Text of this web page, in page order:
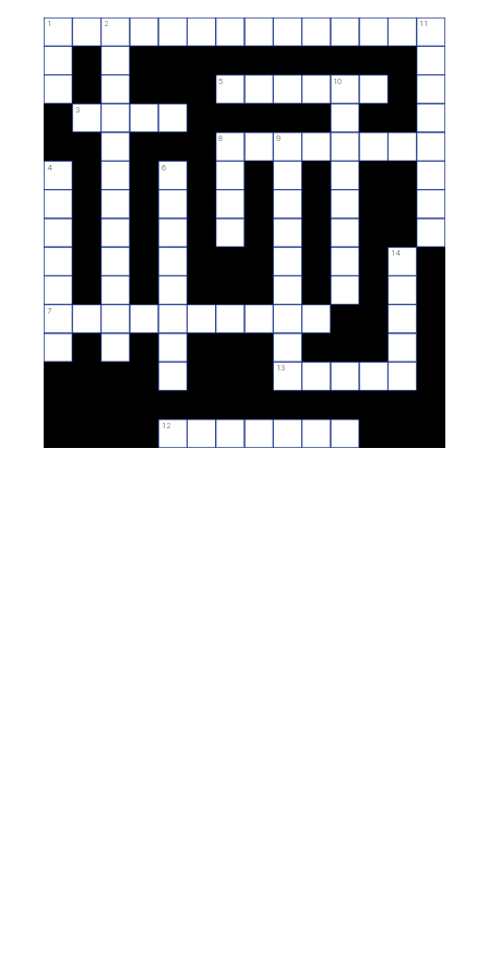
1 2 11
5 10
3
8 9
4 6
14
7
13
12